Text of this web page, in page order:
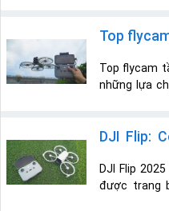
Top
Top flycam
những lựa
và hiệu
video chất
DJI Flip:
cho mọi
năm 2025
DJI Flip
được trang